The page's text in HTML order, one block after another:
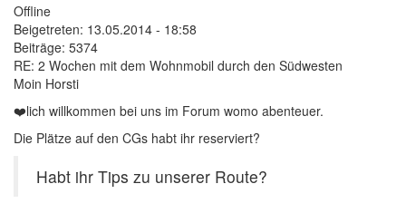
Offline
Beigetreten: 13.05.2014 - 18:58
Beiträge: 5374
RE: 2 Wochen mit dem Wohnmobil durch den Südwesten
Moin Horsti
❤️lich willkommen bei uns im Forum womo abenteuer.
Die Plätze auf den CGs habt ihr reserviert?
Habt ihr Tips zu unserer Route?